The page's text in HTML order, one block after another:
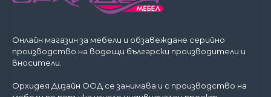
Онлайн магазин за мебели и обзавеждане серийно
производство на водещи български производители и
вносители.
Орхидея Дизайн ООД се занимава и с производство на